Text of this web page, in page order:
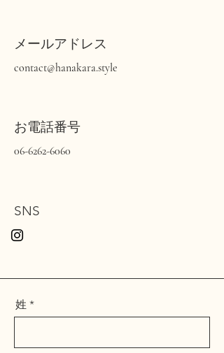
メールアドレス
contact@hanakara.style
お電話番号
06-6262-6060
SNS
姓